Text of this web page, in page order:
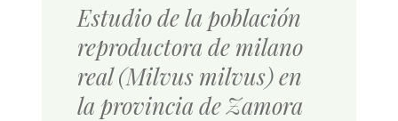
Estudio de la población
reproductora de milano
real (Milvus milvus) en
la provincia de Zamora